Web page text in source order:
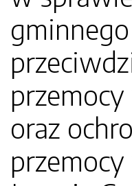
oraz